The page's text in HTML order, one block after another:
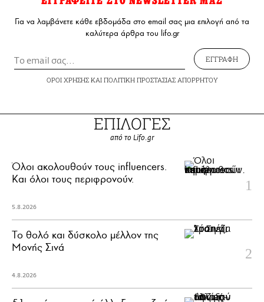
Για να λαμβάνετε κάθε εβδομάδα στο email σας μια επιλογή από τα
καλύτερα άρθρα του lifo.gr
ΕΓΓΡΑΦΗ
ΟΡΟΙ ΧΡΗΣΗΣΚΑΙ ΠΟΛΙΤΙΚΗ ΠΡΟΣΤΑΣΙΑΣ ΑΠΟΡΡΗΤΟΥ
ΕΠΙΛΟΓΕΣ
από το Lifo.gr
Όλοι ακολουθούν τους influencers.
Και όλοι τους περιφρονούν.
5.8.2026
Το θολό και δύσκολο μέλλον της
Μονής Σινά
4.8.2026